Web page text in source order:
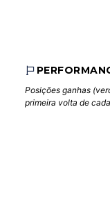
Posições ganhas
primeira volta de